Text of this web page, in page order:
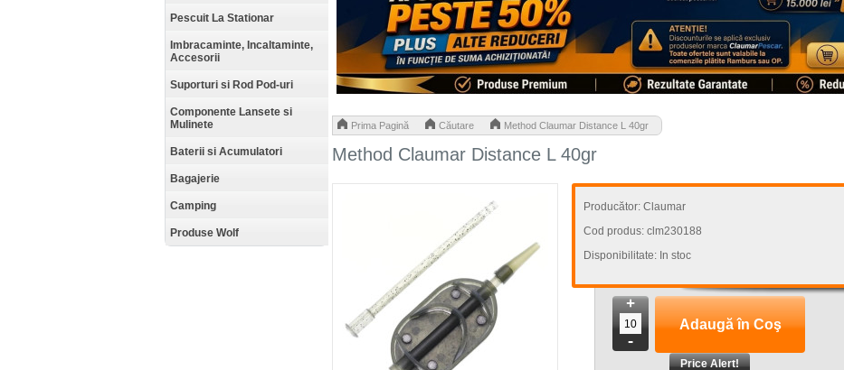
Pescuit La Stationar
Imbracaminte, Incaltaminte,
Accesorii
Suporturi si Rod Pod-uri
Componente Lansete si
Mulinete
Baterii si Acumulatori
Bagajerie
Camping
Produse Wolf
Prima Pagină Căutare Method Claumar Distance L 40gr
Method Claumar Distance L 40gr
Producător: Claumar
Cod produs: clm230188
Disponibilitate: In stoc
+
-